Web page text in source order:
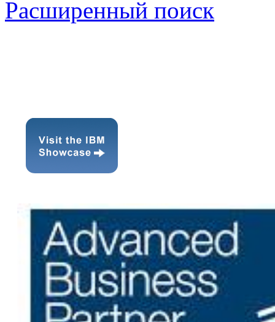
Расширенный поиск